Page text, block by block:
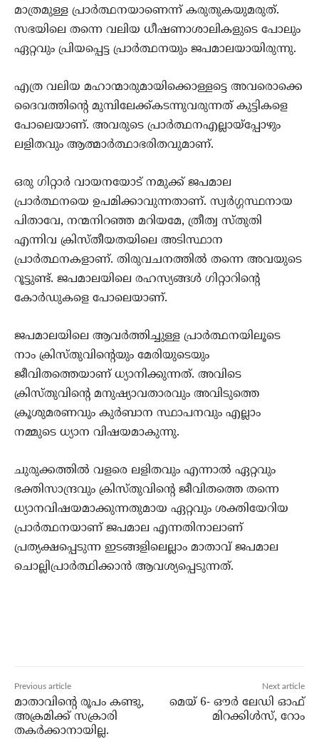
മാത്രമുള്ള പ്രാര്‍ത്ഥനയാണെന്ന് കരുതുകയുമരുത്.
സഭയിലെ തന്നെ വലിയ ധീഷണാശാലികളുടെ പോലും
ഏറ്റവും പ്രിയപ്പെട്ട പ്രാര്‍ത്ഥനയും ജപമാലയായിരുന്നു.
എത്ര വലിയ മഹാന്മാരുമായിക്കൊള്ളട്ടെ അവരൊക്കെ
ദൈവത്തിന്റെ മുമ്പിലേക്ക്കടന്നുവരുന്നത് കുട്ടികളെ
പോലെയാണ്. അവരുടെ പ്രാര്‍ത്ഥനഎല്ലായ്‌പ്പോഴും
ലളിതവും ആത്മാര്‍ത്ഥാഭരിതവുമാണ്.
ഒരു ഗിറ്റാര്‍ വായനയോട് നമുക്ക് ജപമാല
പ്രാര്‍ത്ഥനയെ ഉപമിക്കാവുന്നതാണ്. സ്വര്‍ഗ്ഗസ്ഥനായ
പിതാവേ, നന്മനിറഞ്ഞ മറിയമേ, ത്രീത്വ സ്തുതി
എന്നിവ ക്രിസ്തീയതയിലെ അടിസ്ഥാന
പ്രാര്‍ത്ഥനകളാണ്. തിരുവചനത്തില്‍ തന്നെ അവയുടെ
റൂട്ടുണ്ട്. ജപമാലയിലെ രഹസ്യങ്ങള്‍ ഗിറ്റാറിന്റെ
കോര്‍ഡുകളെ പോലെയാണ്.
ജപമാലയിലെ ആവര്‍ത്തിച്ചുള്ള പ്രാര്‍ത്ഥനയിലൂടെ
നാം ക്രിസ്തുവിന്റെയും മേരിയുടെയും
ജീവിതത്തെയാണ് ധ്യാനിക്കുന്നത്. അവിടെ
ക്രിസ്തുവിന്റെ മനുഷ്യാവതാരവും അവിടുത്തെ
ക്രൂശുമരണവും കുര്‍ബാന സ്ഥാപനവും എല്ലാം
നമ്മുടെ ധ്യാന വിഷയമാകുന്നു.
ചുരുക്കത്തില്‍ വളരെ ലളിതവും എന്നാല്‍ ഏറ്റവും
ഭക്തിസാന്ദ്രവും ക്രിസ്തുവിന്റെ ജീവിതത്തെ തന്നെ
ധ്യാനവിഷയമാക്കുന്നതുമായ ഏറ്റവും ശക്തിയേറിയ
പ്രാര്‍ത്ഥനയാണ് ജപമാല എന്നതിനാലാണ്
പ്രത്യക്ഷപ്പെടുന്ന ഇടങ്ങളിലെല്ലാം മാതാവ് ജപമാല
ചൊല്ലിപ്രാര്‍ത്ഥിക്കാന്‍ ആവശ്യപ്പെടുന്നത്.
Previous article
മാതാവിന്റെ രൂപം കണ്ടു,
അക്രമിക്ക് സക്രാരി
തകര്‍ക്കാനായില്ല.
Next article
മെയ് 6- ഔര്‍ ലേഡി ഓഫ്
മിറക്കിള്‍സ്, റോം